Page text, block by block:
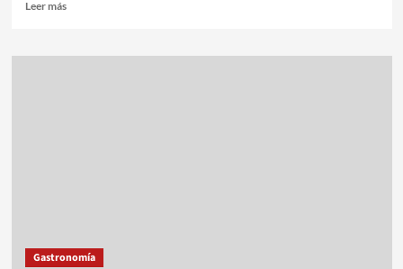
Leer más
Gastronomía